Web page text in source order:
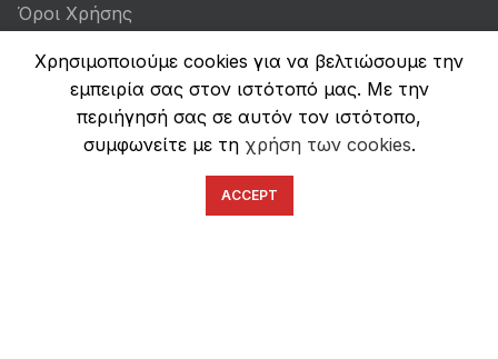
Όροι Χρήσης
Πολιτική Απορρήτου
Ασφάλεια Συναλλαγών
Χρησιμοποιούμε cookies για να βελτιώσουμε την
εμπειρία σας στον ιστότοπό μας. Με την
περιήγησή σας σε αυτόν τον ιστότοπο,
συμφωνείτε με τη χρήση των cookies.
ACCEPT